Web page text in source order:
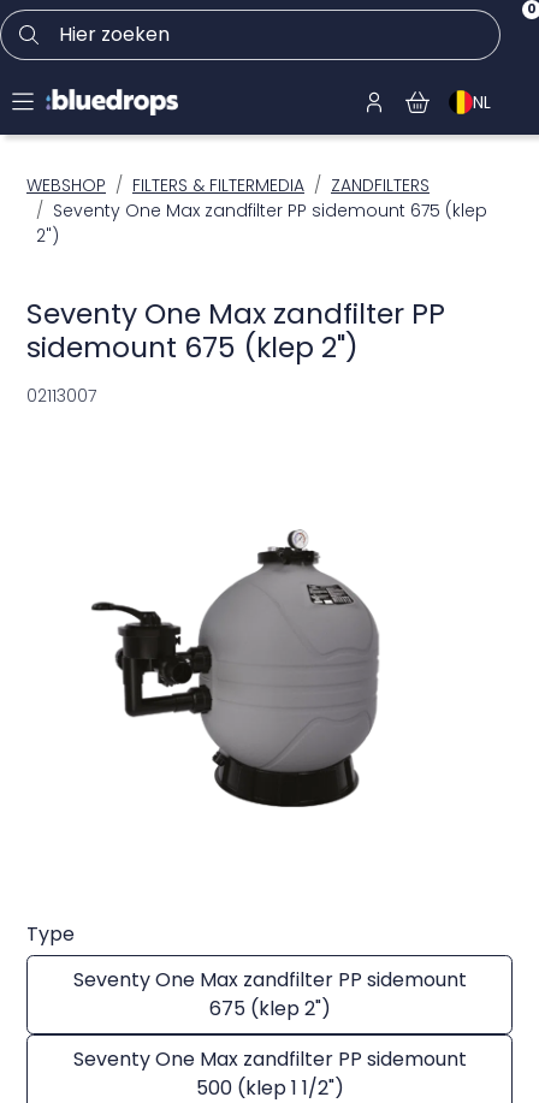
Hier zoeken 0
NL
WEBSHOP FILTERS & FILTERMEDIA
ZANDFILTERS
Seventy One Max zandfilter PP sidemount 675 (klep
2")
Seventy One Max zandfilter PP
sidemount 675 (klep 2")
02113007
Type
Seventy One Max zandfilter PP sidemount
675 (klep 2")
Seventy One Max zandfilter PP sidemount
500 (klep 1 1/2")